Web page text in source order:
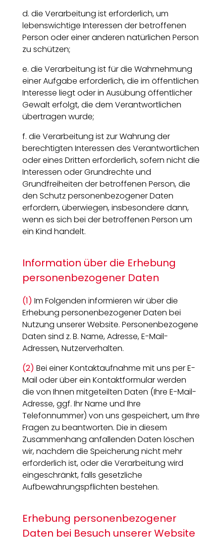
d. die Verarbeitung ist erforderlich, um
lebenswichtige Interessen der betroffenen
Person oder einer anderen natürlichen Person
zu schützen;
e. die Verarbeitung ist für die Wahrnehmung
einer Aufgabe erforderlich, die im öffentlichen
Interesse liegt oder in Ausübung öffentlicher
Gewalt erfolgt, die dem Verantwortlichen
übertragen wurde;
f. die Verarbeitung ist zur Wahrung der
berechtigten Interessen des Verantwortlichen
oder eines Dritten erforderlich, sofern nicht die
Interessen oder Grundrechte und
Grundfreiheiten der betroffenen Person, die
den Schutz personenbezogener Daten
erfordern, überwiegen, insbesondere dann,
wenn es sich bei der betroffenen Person um
ein Kind handelt.
Information über die Erhebung
personenbezogener Daten
(1) Im Folgenden informieren wir über die
Erhebung personenbezogener Daten bei
Nutzung unserer Website. Personenbezogene
Daten sind z. B. Name, Adresse, E-Mail-
Adressen, Nutzerverhalten.
(2) Bei einer Kontaktaufnahme mit uns per E-
Mail oder über ein Kontaktformular werden
die von Ihnen mitgeteilten Daten (Ihre E-Mail-
Adresse, ggf. Ihr Name und Ihre
Telefonnummer) von uns gespeichert, um Ihre
Fragen zu beantworten. Die in diesem
Zusammenhang anfallenden Daten löschen
wir, nachdem die Speicherung nicht mehr
erforderlich ist, oder die Verarbeitung wird
eingeschränkt, falls gesetzliche
Aufbewahrungspflichten bestehen.
Erhebung personenbezogener
Daten bei Besuch unserer Website